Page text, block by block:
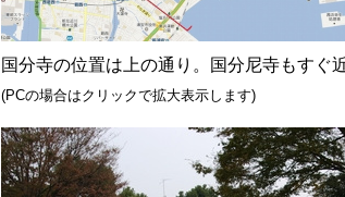
国分寺の位置は上の通り。国分尼寺もすぐ
(PCの場合はクリックで拡大表示します)